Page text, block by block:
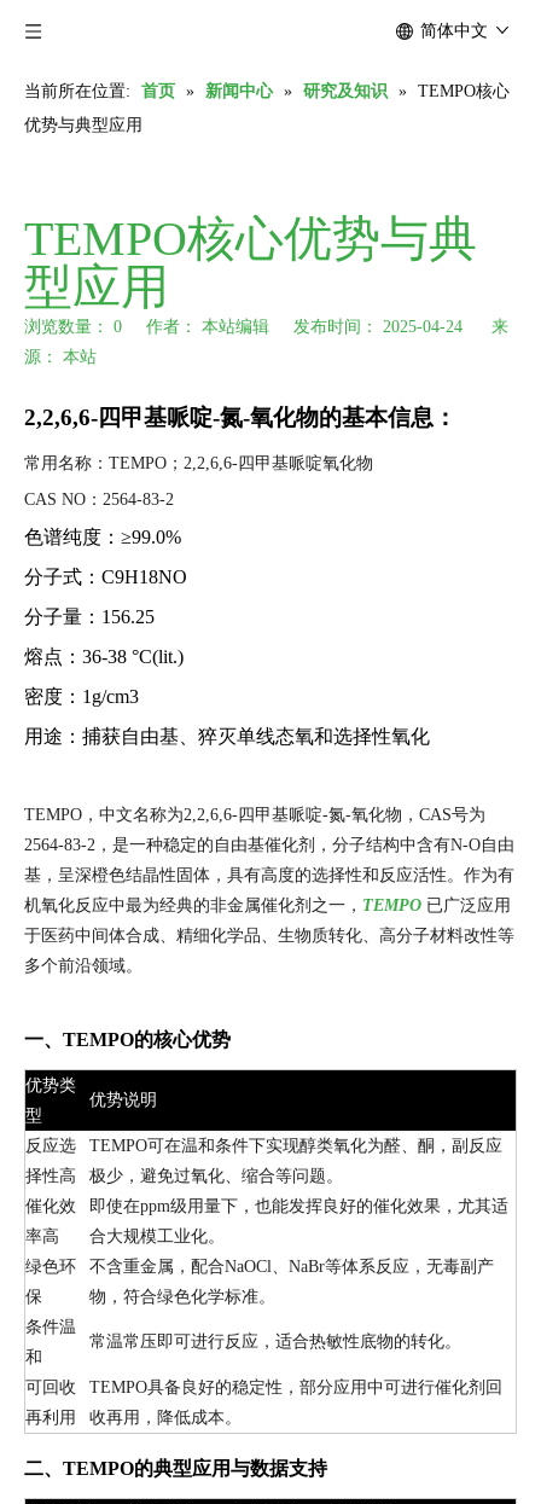
简体中文
当前所在位置: 首页 » 新闻中心 » 研究及知识 » TEMPO核心
优势与典型应用
TEMPO核心优势与典
型应用
浏览数量： 0 作者： 本站编辑 发布时间： 2025-04-24 来
源： 本站
2,2,6,6-四甲基哌啶-氮-氧化物的基本信息：
常用名称：TEMPO；2,2,6,6-四甲基哌啶氧化物
CAS NO：2564-83-2
色谱纯度：≥99.0%
分子式：C9H18NO
分子量：156.25
熔点：36-38 °C(lit.)
密度：1g/cm3
用途：捕获自由基、猝灭单线态氧和选择性氧化
TEMPO，中文名称为2,2,6,6-四甲基哌啶-氮-氧化物，CAS号为
2564-83-2，是一种稳定的自由基催化剂，分子结构中含有N-O自由
基，呈深橙色结晶性固体，具有高度的选择性和反应活性。作为有
机氧化反应中最为经典的非金属催化剂之一， TEMPO 已广泛应用
于医药中间体合成、精细化学品、生物质转化、高分子材料改性等
多个前沿领域。
一、TEMPO的核心优势
优势类
型
优势说明
反应选
择性高
TEMPO可在温和条件下实现醇类氧化为醛、酮，副反应
极少，避免过氧化、缩合等问题。
催化效
率高
即使在ppm级用量下，也能发挥良好的催化效果，尤其适
合大规模工业化。
绿色环
保
不含重金属，配合NaOCl、NaBr等体系反应，无毒副产
物，符合绿色化学标准。
条件温
和
常温常压即可进行反应，适合热敏性底物的转化。
可回收
再利用
TEMPO具备良好的稳定性，部分应用中可进行催化剂回
收再用，降低成本。
二、TEMPO的典型应用与数据支持